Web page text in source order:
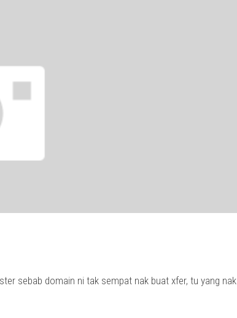
sebab domain ni tak sempat nak buat xfer, tu yang nak